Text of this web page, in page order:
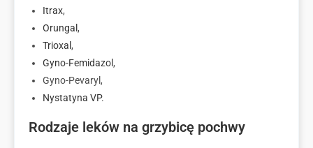
Itrax,
Orungal ,
Trioxal ,
Gyno-Femidazol ,
Gyno-Pevaryl,
Nystatyna VP.
Rodzaje leków na grzybicę pochwy